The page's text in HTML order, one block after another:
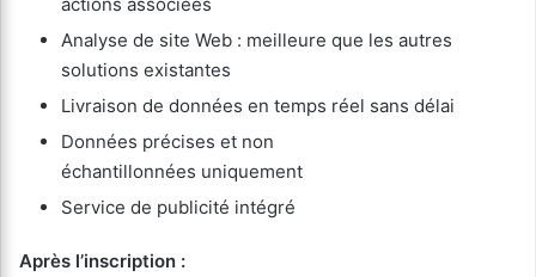
Analyse de site Web : meilleure que les autres
solutions existantes
Livraison de données en temps réel sans délai
Données précises et non
échantillonnées uniquement
Service de publicité intégré
Après l’inscription :